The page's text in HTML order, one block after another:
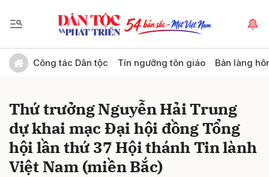
Công tác Dân tộc Tín ngưỡng tôn giáo Bản làng
Thứ trưởng Nguyễn Hải Trung
dự khai mạc Đại hội đồng Tổng
hội lần thứ 37 Hội thánh Tin lành
Việt Nam (miền Bắc)
Gửi bình luận